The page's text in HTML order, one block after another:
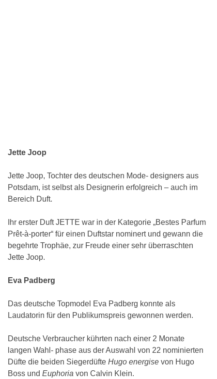
Jette Joop
Jette Joop, Tochter des deutschen Mode- designers aus
Potsdam, ist selbst als Designerin erfolgreich – auch im
Bereich Duft.
Ihr erster Duft JETTE war in der Kategorie „Bestes Parfum
Prêt-à-porter“ für einen Duftstar nominert und gewann die
begehrte Trophäe, zur Freude einer sehr überraschten
Jette Joop.
Eva Padberg
Das deutsche Topmodel Eva Padberg konnte als
Laudatorin für den Publikumspreis gewonnen werden.
Deutsche Verbraucher kührten nach einer 2 Monate
langen Wahl- phase aus der Auswahl von 22 nominierten
Düfte die beiden Siegerdüfte Hugo energise von Hugo
Boss und Euphoria von Calvin Klein.